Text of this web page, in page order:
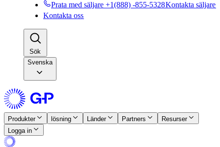
Prata med säljare +1(888) -855-5328​​Kontakta säljare​​
Kontakta oss​​
Sök​​
Svenska
Produkter​​ lösning​​ Länder​​ Partners​​
Resurser​​
Logga in​​